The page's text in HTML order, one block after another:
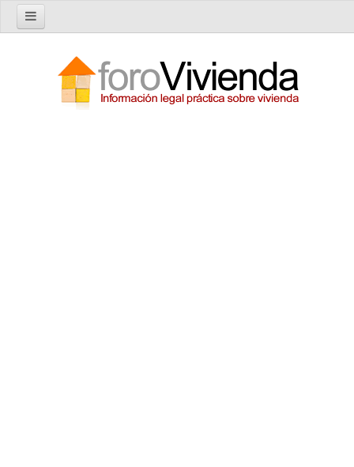
Nuevo tema